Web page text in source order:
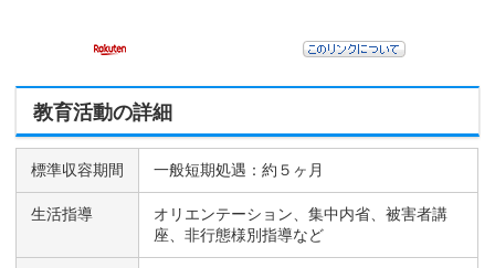
教育活動の詳細
標準収容期間 一般短期処遇：約５ヶ月
生活指導
オリエンテーション、集中内省、被害者講
座、非行態様別指導など